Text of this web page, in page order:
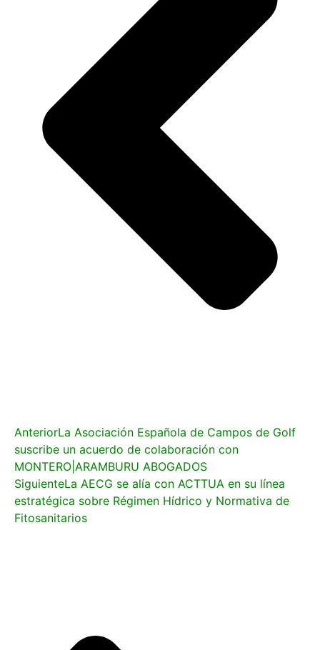
AnteriorLa Asociación Española de Campos de Golf
suscribe un acuerdo de colaboración con
MONTERO|ARAMBURU ABOGADOS
SiguienteLa AECG se alía con ACTTUA en su línea
estratégica sobre Régimen Hídrico y Normativa de
Fitosanitarios